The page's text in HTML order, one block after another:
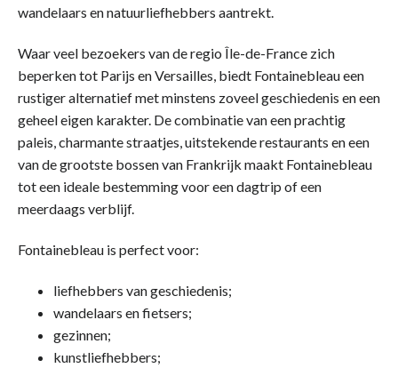
wandelaars en natuurliefhebbers aantrekt.
Waar veel bezoekers van de regio Île-de-France zich
beperken tot Parijs en Versailles, biedt Fontainebleau een
rustiger alternatief met minstens zoveel geschiedenis en een
geheel eigen karakter. De combinatie van een prachtig
paleis, charmante straatjes, uitstekende restaurants en een
van de grootste bossen van Frankrijk maakt Fontainebleau
tot een ideale bestemming voor een dagtrip of een
meerdaags verblijf.
Fontainebleau is perfect voor:
liefhebbers van geschiedenis;
wandelaars en fietsers;
gezinnen;
kunstliefhebbers;